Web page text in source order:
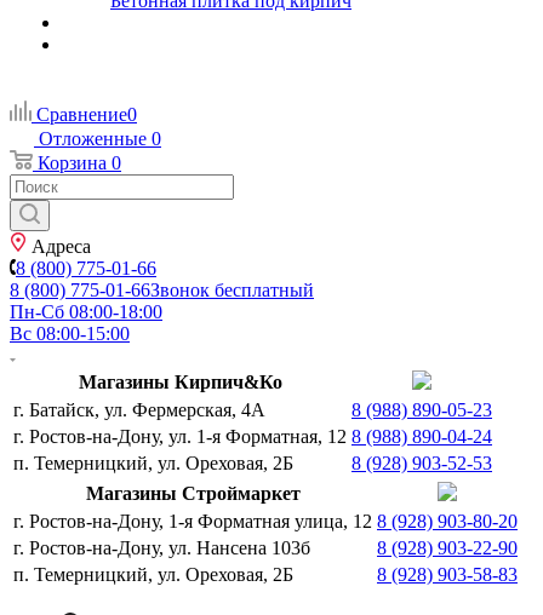
Сравнение0
Отложенные 0
Корзина 0
Адреса
8 (800) 775-01-66
8 (800) 775-01-66Звонок бесплатный
Пн-Сб 08:00-18:00
Вс 08:00-15:00
Магазины Кирпич&Ко
г. Батайск, ул. Фермерская, 4А
8 (988) 890-05-23
г. Ростов-на-Дону, ул. 1-я Форматная, 12 8 (988) 890-04-24
п. Темерницкий, ул. Ореховая, 2Б
8 (928) 903-52-53
Магазины Строймаркет
г. Ростов-на-Дону, 1-я Форматная улица, 12 8 (928) 903-80-20
г. Ростов-на-Дону, ул. Нансена 103б
8 (928) 903-22-90
п. Темерницкий, ул. Ореховая, 2Б
8 (928) 903-58-83